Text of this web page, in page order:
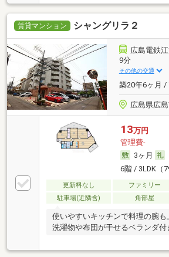
賃貸マンション シャングリラ２
広島電鉄
9分
その他の交通
築20年6ヶ月 /
広島県広
13万円
管理費-
3ヶ月
6階 / 3LDK（
更新料なし ファミリー
駐車場(近隣含)
角部屋
使いやすいキッチンで料理の腕も
洗濯物や布団が干せるベランダ付